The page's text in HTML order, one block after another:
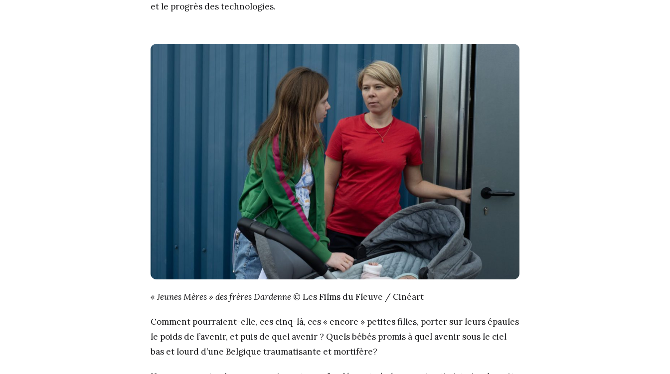
et le progrès des technologies.
« Jeunes Mères » des frères Dardenne © Les Films du Fleuve / Cinéart
Comment pourraient-elle, ces cinq-là, ces « encore » petites filles, porter sur leurs épaules
le poids de l’avenir, et puis de quel avenir ? Quels bébés promis à quel avenir sous le ciel
bas et lourd d’une Belgique traumatisante et mortifère?